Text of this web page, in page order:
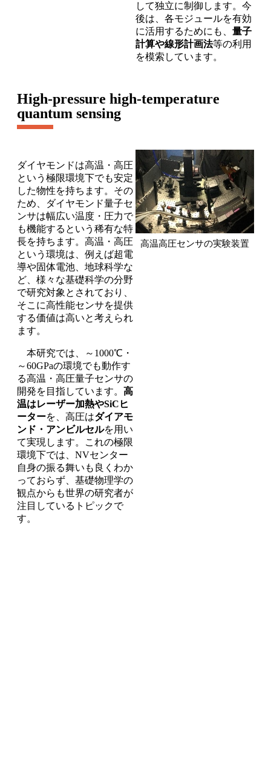
して独立に制御します。今
後は、各モジュールを有効
に活用するためにも、 量子
計算や線形計画法等の利用
を模索しています。
High-pressure high-temperature
quantum sensing
ダイヤモンドは高温・高圧
という極限環境下でも安定
した物性を持ちます。その
ため、ダイヤモンド量子セ
ンサは幅広い温度・圧力で
も機能するという稀有な特
長を持ちます。高温・高圧
という環境は、例えば超電
導や固体電池、地球科学な
ど、様々な基礎科学の分野
で研究対象とされており、
そこに高性能センサを提供
する価値は高いと考えられ
ます。
本研究では、～1000℃・
～60GPaの環境でも動作す
る高温・高圧量子センサの
開発を目指しています。 高
温はレーザー加熱やSiCヒ
ーターを、高圧はダイアモ
ンド・アンビルセルを用い
て実現します。これの極限
環境下では、NVセンター
自身の振る舞いも良くわか
っておらず、基礎物理学の
観点からも世界の研究者が
注目しているトピックで
す。
高温高圧センサの実験装置